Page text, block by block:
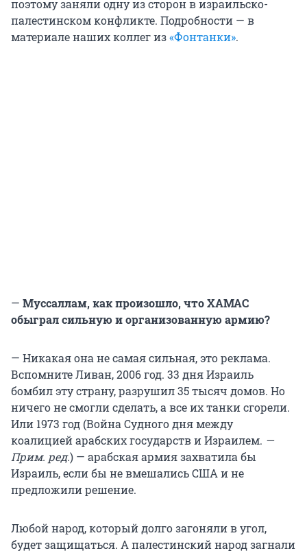
поэтому заняли одну из сторон в израильско-
палестинском конфликте. Подробности — в
материале наших коллег из«Фонтанки».
— Муссаллам, как произошло, что ХАМАС
обыграл сильную и организованную армию?
— Никакая она не самая сильная, это реклама.
Вспомните Ливан, 2006 год. 33 дня Израиль
бомбил эту страну, разрушил 35 тысяч домов. Но
ничего не смогли сделать, а все их танки сгорели.
Или 1973 год (Война Судного дня между
коалицией арабских государств и Израилем. —
Прим. ред.) — арабская армия захватила бы
Израиль, если бы не вмешались США и не
предложили решение.
Любой народ, который долго загоняли в угол,
будет защищаться. А палестинский народ загнали